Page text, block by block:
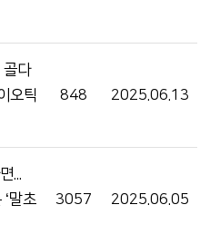
골다
오틱
848 2025.06.13
...
말초
3057 2025.06.05